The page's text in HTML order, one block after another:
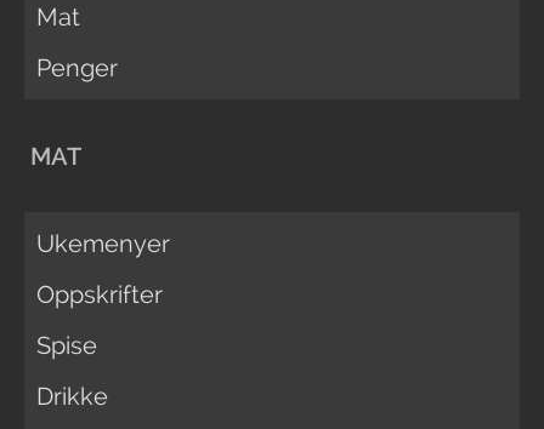
Mat
Penger
MAT
Ukemenyer
Oppskrifter
Spise
Drikke